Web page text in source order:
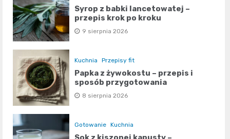
Syrop z babki lancetowatej –
przepis krok po kroku
9 sierpnia 2026
Kuchnia Przepisy fit
Papka z żywokostu – przepis i
sposób przygotowania
8 sierpnia 2026
Gotowanie Kuchnia